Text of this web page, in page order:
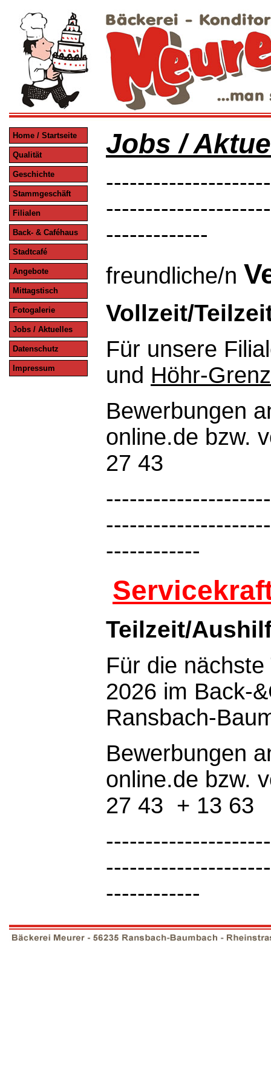
Home / Startseite
Qualität
Geschichte
Stammgeschäft
Filialen
Back- & Caféhaus
Stadtcafé
Angebote
Mittagstisch
Fotogalerie
Jobs / Aktuelles
Datenschutz
Impressum
Jobs /
-------------
freundliche/n
Vollzeit/
Für unsere
und Höhr-
Bewerbungen
online.de bzw.
27 43
------------
Teilzeit/
Für die
2026 im Back-
Ransbach-
Bewerbungen
online.de bzw.
27 43 + 13 63
------------